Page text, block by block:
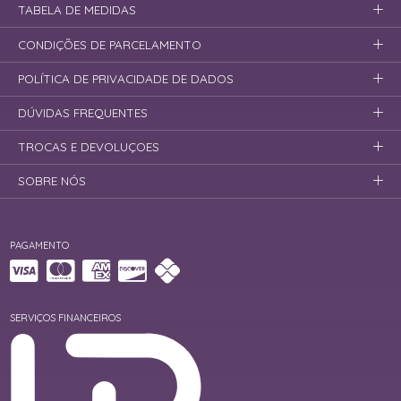
PAGAMENTO
SERVIÇOS FINANCEIROS
TABELA DE MEDIDAS
CONDIÇÕES DE PARCELAMENTO
POLÍTICA DE PRIVACIDADE DE DADOS
DÚVIDAS FREQUENTES
TROCAS E DEVOLUÇOES
SOBRE NÓS